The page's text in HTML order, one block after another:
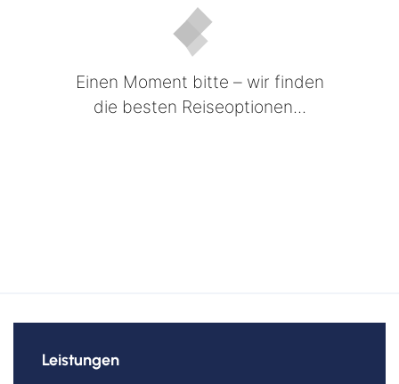
Einen Moment bitte – wir finden
die besten Reiseoptionen...
Leistungen